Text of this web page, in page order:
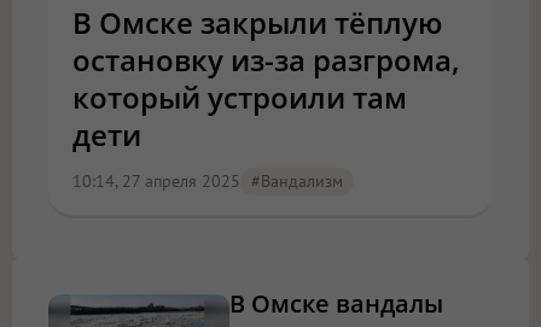
В Омске закрыли тёплую
остановку из-за разгрома,
который устроили там
дети
10:14, 27 апреля 2025 #вандализм
В Омске вандалы